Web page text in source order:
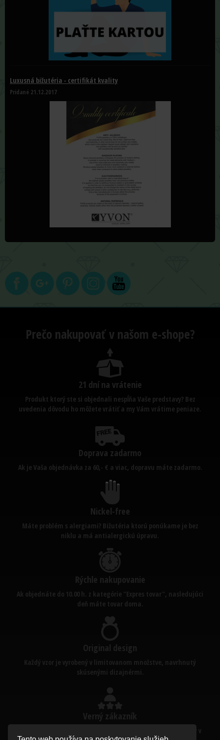
Luxusná bižutéria - certifikát kvality
Pridané 21.12.2017
Prečo nakupovať v našom e-shope?
21 dní na vrátenie
Produkt ktorý ste si objednali nespĺňa Vaše predstavy? Bez
uvedenia dôvodu ho môžete vrátiť a my Vám vrátime peniaze.
Doprava zadarmo
Ak je Vaša objednávka za 60,- € a viac, dopravu máte zadarmo.
Nickel-free
Máte problém s alergiami? Bižutéria ktorú ponúkame je bez
niklu a má antialergickú úpravu.
Rýchle nakupovanie
Ak objednáte do 10.00 h. z kategórie "Expres tovar", nasledujúci
deň máte tovar doma.
Original design
Každý vzor je vyrobený v limitovanom množstve, navrhnutý
skúsenými dizajnérmi.